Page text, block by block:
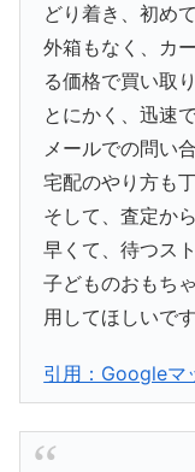
どり着き、初め
外箱もなく、カ
る価格で買い取
とにかく、迅速
メールでの問い
宅配のやり方も
そして、査定か
早くて、待つス
子どものおもち
用してほしいです
引用：Googleマ